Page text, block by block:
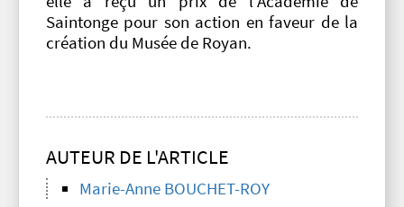
Saintonge pour son action en faveur de la
création du Musée de Royan.
AUTEUR DE L'ARTICLE
Marie-Anne BOUCHET-ROY